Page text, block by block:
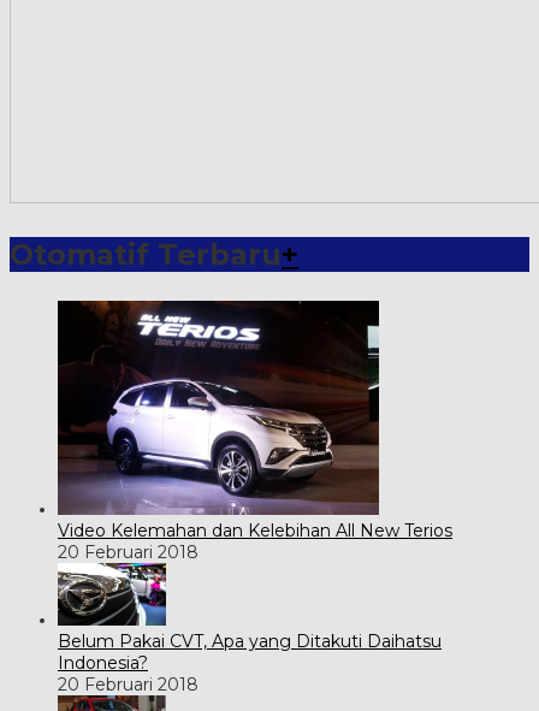
Otomatif Terbaru+
Video Kelemahan dan Kelebihan All New Terios
20 Februari 2018
Belum Pakai CVT, Apa yang Ditakuti Daihatsu
Indonesia?
20 Februari 2018